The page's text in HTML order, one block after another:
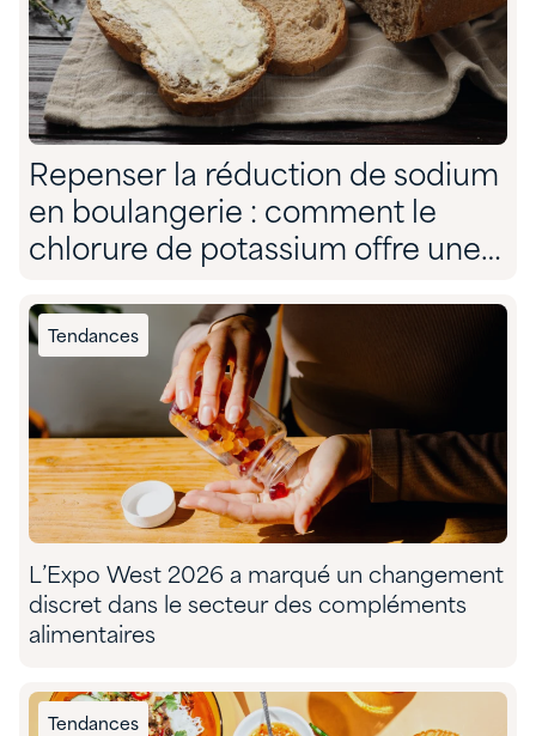
Repenser la réduction de sodium
en boulangerie : comment le
chlorure de potassium offre une
Tendances
L’Expo West 2026 a marqué un changement
discret dans le secteur des compléments
alimentaires
Tendances